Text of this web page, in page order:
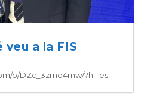
veu a la FIS
p/DZc_3zmo4mw/?hl=es